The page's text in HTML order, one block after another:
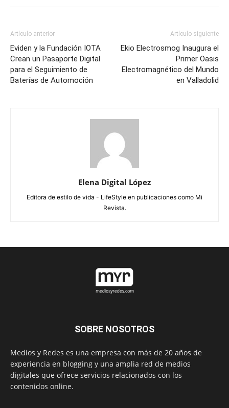
Artículo anterior
Eviden y la Fundación IOTA
Crean un Pasaporte Digital
para el Seguimiento de
Baterías de Automoción
Artículo siguiente
Ekio Electrosmog Inaugura el
Primer Oasis
Electromagnético del Mundo
en Valladolid
Elena Digital López
Editora de estilo de vida - LifeStyle en publicaciones como Mi
Revista.
SOBRE NOSOTROS
Medios y Redes es una empresa con más de 20 años de
experiencia en blogging y una amplia red de medios
digitales que ofrece servicios relacionados con los
contenidos online.